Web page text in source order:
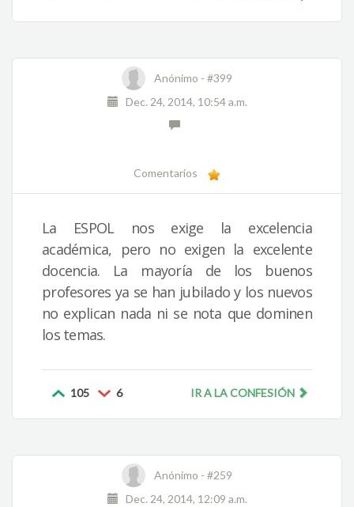
Anónimo - #399
Dec. 24, 2014, 10:54 a.m.
Comentarios
La ESPOL nos exige la excelencia
académica, pero no exigen la excelente
docencia. La mayoría de los buenos
profesores ya se han jubilado y los nuevos
no explican nada ni se nota que dominen
los temas.
105 6 IR A LA CONFESIÓN
Anónimo - #259
Dec. 24, 2014, 12:09 a.m.